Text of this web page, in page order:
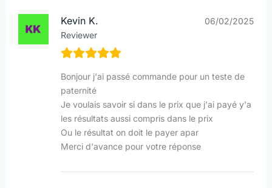
Kevin K.
Reviewer
06/02/2025
Bonjour j'ai passé commande pour un teste de
paternité
Je voulais savoir si dans le prix que j'ai payé y'a
les résultats aussi compris dans le prix
Ou le résultat on doit le payer apar
Merci d'avance pour votre réponse